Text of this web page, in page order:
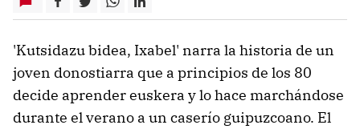
'Kutsidazu bidea, Ixabel' narra la historia de un
joven donostiarra que a principios de los 80
decide aprender euskera y lo hace marchándose
durante el verano a un caserío guipuzcoano. El